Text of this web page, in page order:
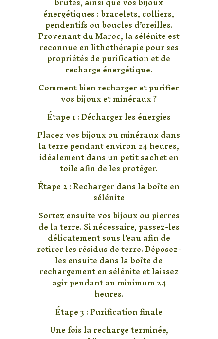
énergétiques : bracelets, colliers,
pendentifs ou boucles d’oreilles.
Provenant du Maroc, la sélénite est
reconnue en lithothérapie pour ses
propriétés de purification et de
recharge énergétique.
Comment bien recharger et purifier
vos bijoux et minéraux ?
Étape 1 : Décharger les énergies
Placez vos bijoux ou minéraux dans
la terre pendant environ 24 heures,
idéalement dans un petit sachet en
toile afin de les protéger.
Étape 2 : Recharger dans la boîte en
sélénite
Sortez ensuite vos bijoux ou pierres
de la terre. Si nécessaire, passez-les
délicatement sous l’eau afin de
retirer les résidus de terre. Déposez-
les ensuite dans la boîte de
rechargement en sélénite et laissez
agir pendant au minimum 24
heures.
Étape 3 : Purification finale
Une fois la recharge terminée,